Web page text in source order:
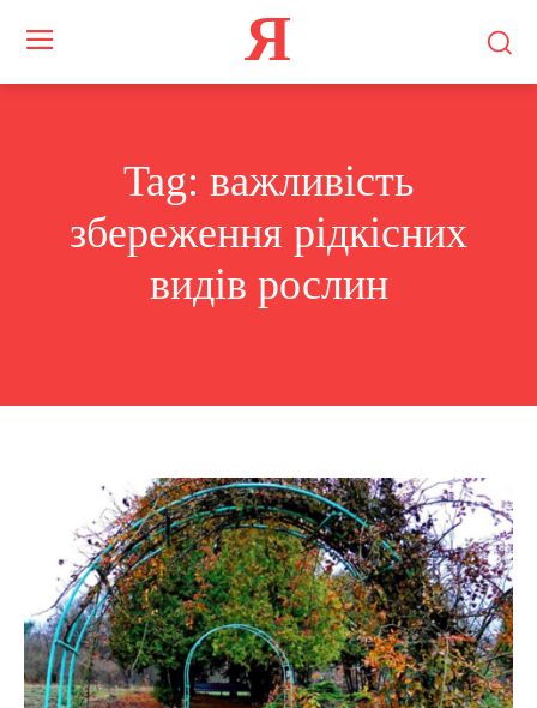
Я
Tag: важливість
збереження рідкісних
видів рослин